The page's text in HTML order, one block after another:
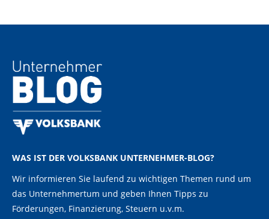
WAS IST DER VOLKSBANK UNTERNEHMER-BLOG?
Wir informieren Sie laufend zu wichtigen Themen rund um
das Unternehmertum und geben Ihnen Tipps zu
Förderungen, Finanzierung, Steuern u.v.m.